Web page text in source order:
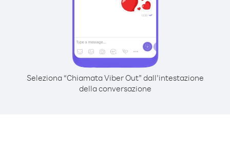
Seleziona “Chiamata Viber Out” dall’intestazione
della conversazione